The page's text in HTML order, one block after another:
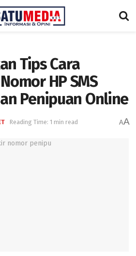
Tips Cara
HP SMS
Penipuan Online
Reading Time: 1 min read AA